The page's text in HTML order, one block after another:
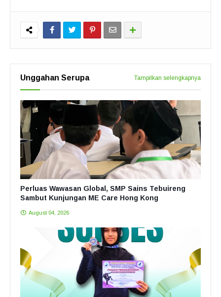
Unggahan Serupa Tampilkan selengkapnya
Perluas Wawasan Global, SMP Sains Tebuireng
Sambut Kunjungan ME Care Hong Kong
August 04, 2026